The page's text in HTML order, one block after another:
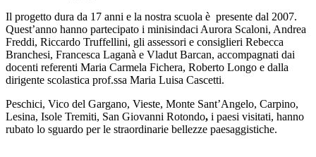
Il progetto dura da 17 anni e la nostra scuola è presente dal 2007.
Quest’anno hanno partecipato i minisindaci Aurora Scaloni, Andrea
Freddi, Riccardo Truffellini, gli assessori e consiglieri Rebecca
Branchesi, Francesca Laganà e Vladut Barcan, accompagnati dai
docenti referenti Maria Carmela Fichera, Roberto Longo e dalla
dirigente scolastica prof.ssa Maria Luisa Cascetti.
Peschici, Vico del Gargano, Vieste, Monte Sant’Angelo, Carpino,
Lesina, Isole Tremiti, San Giovanni Rotondo, i paesi visitati, hanno
rubato lo sguardo per le straordinarie bellezze paesaggistiche.